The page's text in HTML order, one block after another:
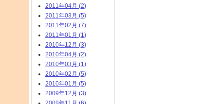
2011年04月 (2)
2011年03月 (5)
2011年02月 (7)
2011年01月 (1)
2010年12月 (3)
2010年04月 (2)
2010年03月 (1)
2010年02月 (5)
2010年01月 (5)
2009年12月 (3)